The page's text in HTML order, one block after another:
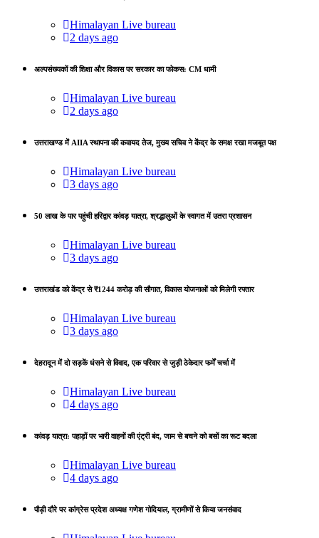
Himalayan Live bureau
2 days ago
अल्पसंख्यकों की शिक्षा और विकास पर सरकार का फोकस: CM धामी
Himalayan Live bureau
2 days ago
उत्तराखण्ड में AIIA स्थापना की कवायद तेज, मुख्य सचिव ने केंद्र के समक्ष रखा मजबूत पक्ष
Himalayan Live bureau
3 days ago
50 लाख के पार पहुंची हरिद्वार कांवड़ यात्रा, श्रद्धालुओं के स्वागत में उतरा प्रशासन
Himalayan Live bureau
3 days ago
उत्तराखंड को केंद्र से ₹1244 करोड़ की सौगात, विकास योजनाओं को मिलेगी रफ्तार
Himalayan Live bureau
3 days ago
देहरादून में दो सड़कें धंसने से विवाद, एक परिवार से जुड़ी ठेकेदार फर्में चर्चा में
Himalayan Live bureau
4 days ago
कांवड़ यात्रा: पहाड़ों पर भारी वाहनों की एंट्री बंद, जाम से बचने को बसों का रूट बदला
Himalayan Live bureau
4 days ago
पौड़ी दौरे पर कांग्रेस प्रदेश अध्यक्ष गणेश गोदियाल, ग्रामीणों से किया जनसंवाद